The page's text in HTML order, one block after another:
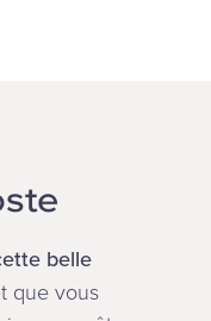
belle
que vous